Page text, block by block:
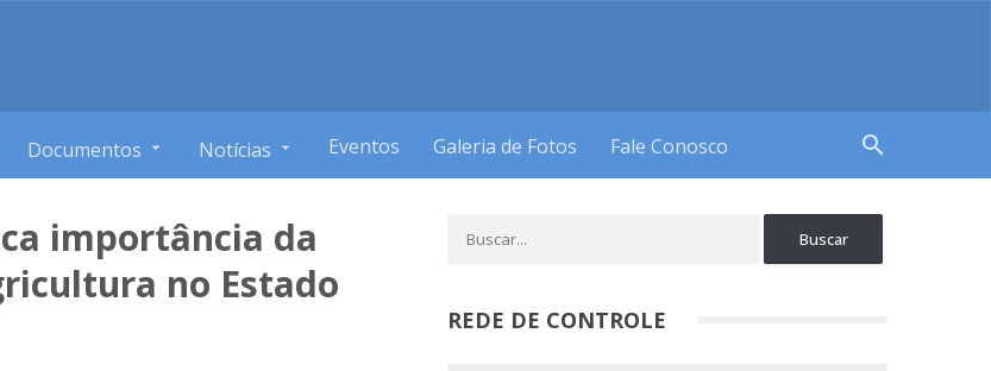
Documentos Notícias Eventos Galeria de Fotos Fale Conosco search
importância da
no Estado
REDE DE CONTROLE